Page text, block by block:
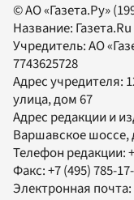
© АО «Газета.Ру»
Название: Газета.Ru
Учредитель:АО
7743625728
Адрес учредителя:
улица, дом 67
Адрес редакции и
Варшавское шоссе,
Телефон редакции:
Факс:+7 (495) 785-
Электронная почта: